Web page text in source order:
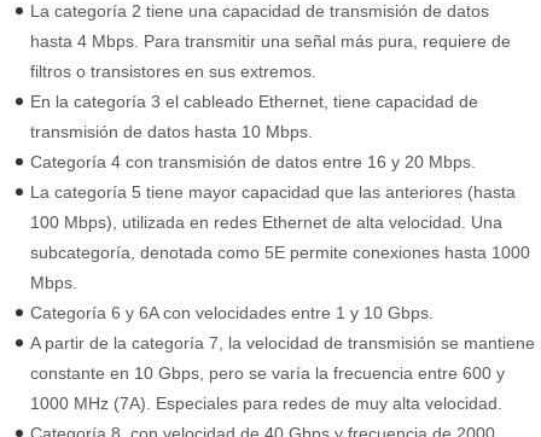
La categoría 2 tiene una capacidad de transmisión de datos
hasta 4 Mbps. Para transmitir una señal más pura, requiere de
filtros o transistores en sus extremos.
En la categoría 3 el cableado Ethernet, tiene capacidad de
transmisión de datos hasta 10 Mbps.
Categoría 4 con transmisión de datos entre 16 y 20 Mbps.
La categoría 5 tiene mayor capacidad que las anteriores (hasta
100 Mbps), utilizada en redes Ethernet de alta velocidad. Una
subcategoría, denotada como 5E permite conexiones hasta 1000
Mbps.
Categoría 6 y 6A con velocidades entre 1 y 10 Gbps.
A partir de la categoría 7, la velocidad de transmisión se mantiene
constante en 10 Gbps, pero se varía la frecuencia entre 600 y
1000 MHz (7A). Especiales para redes de muy alta velocidad.
Categoría 8, con velocidad de 40 Gbps y frecuencia de 2000